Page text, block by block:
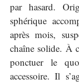
par hasard.
sphérique
après mois,
chaîne solide. À
ponctuer le
accessoire. Il